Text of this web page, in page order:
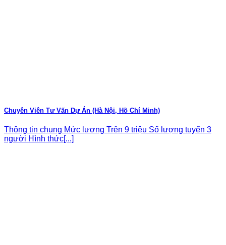
Chuyên Viên Tư Vấn Dự Án (Hà Nội, Hồ Chí Minh)
Thông tin chung Mức lương Trên 9 triệu Số lượng tuyển 3
người Hình thức[...]